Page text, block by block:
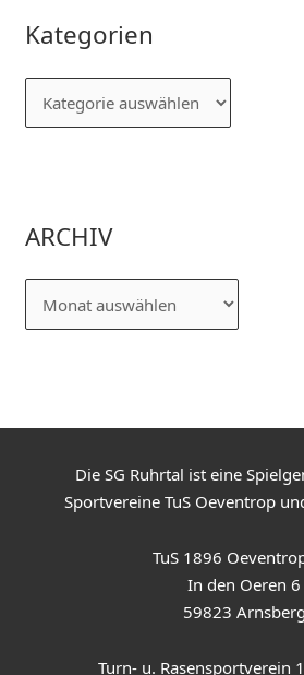
Kategorien
ARCHIV
Die SG Ruhrtal ist eine
Sportvereine TuS Oeventrop
TuS 1896
In den Oeren 6
59823 Arnsberg
Turn- u. Rasensportverein